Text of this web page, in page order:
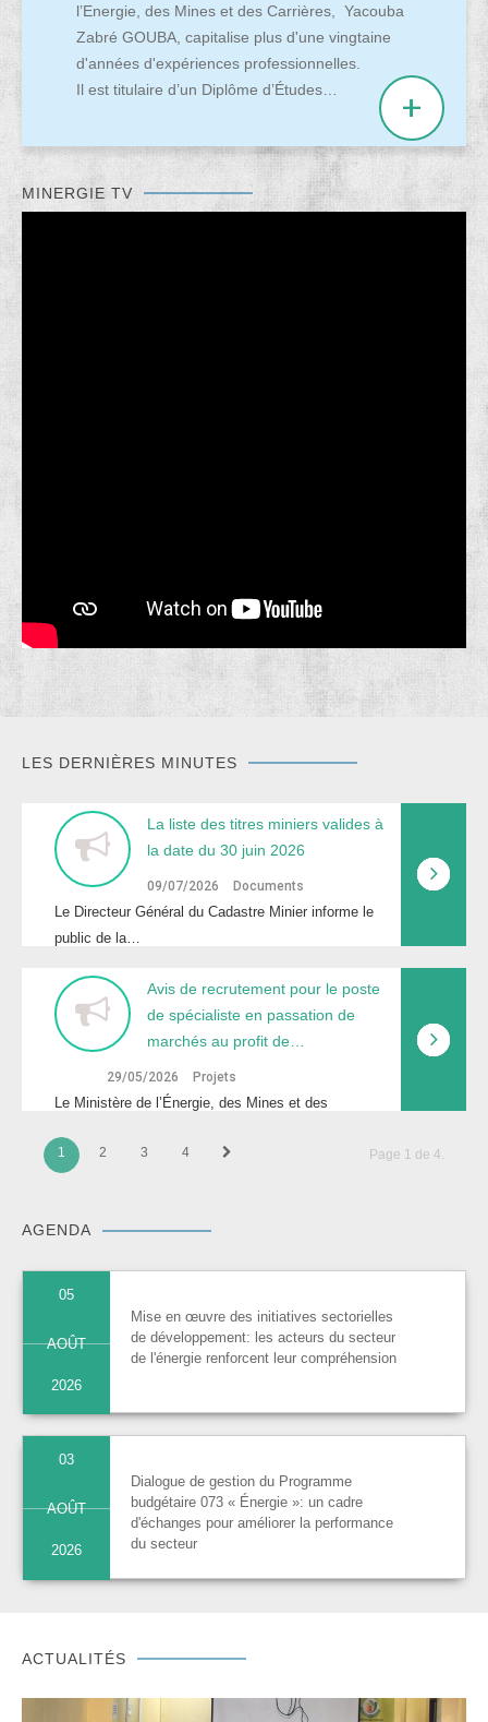
l’Energie, des Mines et des Carrières, Yacouba
Zabré GOUBA, capitalise plus d'une vingtaine
d'années d'expériences professionnelles.
Il est titulaire d’un Diplôme d’Études…
MINERGIE TV
LES DERNIÈRES MINUTES
la liste des titres miniers valides à
la date du 30 juin 2026
09/07/2026 Documents
Le Directeur Général du Cadastre Minier informe le
public de la…
avis de recrutement pour le poste
de spécialiste en passation de
marchés au profit de…
29/05/2026 Projets
Le Ministère de l’Énergie, des Mines et des
Page 1 de 4.
1 2 3 4
AGENDA
05
AOÛT
2026
Mise en œuvre des initiatives sectorielles
de développement: les acteurs du secteur
de l'énergie renforcent leur compréhension
03
AOÛT
2026
Dialogue de gestion du Programme
budgétaire 073 « Énergie »: un cadre
d'échanges pour améliorer la performance
du secteur
ACTUALITÉS